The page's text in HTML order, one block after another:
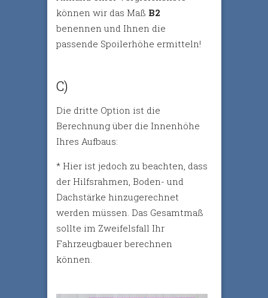
können wir das Maß B2
benennen und Ihnen die
passende Spoilerhöhe ermitteln!
C)
Die dritte Option ist die
Berechnung über die Innenhöhe
Ihres Aufbaus:
* Hier ist jedoch zu beachten, dass
der Hilfsrahmen, Boden- und
Dachstärke hinzugerechnet
werden müssen. Das Gesamtmaß
sollte im Zweifelsfall Ihr
Fahrzeugbauer berechnen
können.